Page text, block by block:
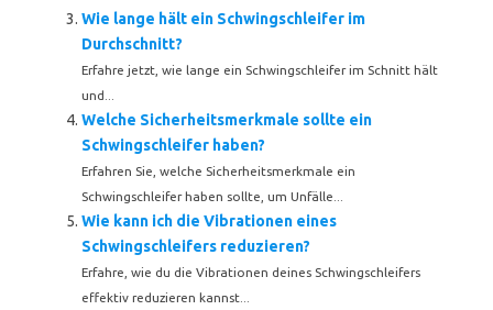
Wie lange hält ein Schwingschleifer im
Durchschnitt?
Erfahre jetzt, wie lange ein Schwingschleifer im Schnitt hält
und...
Welche Sicherheitsmerkmale sollte ein
Schwingschleifer haben?
Erfahren Sie, welche Sicherheitsmerkmale ein
Schwingschleifer haben sollte, um Unfälle...
Wie kann ich die Vibrationen eines
Schwingschleifers reduzieren?
Erfahre, wie du die Vibrationen deines Schwingschleifers
effektiv reduzieren kannst...